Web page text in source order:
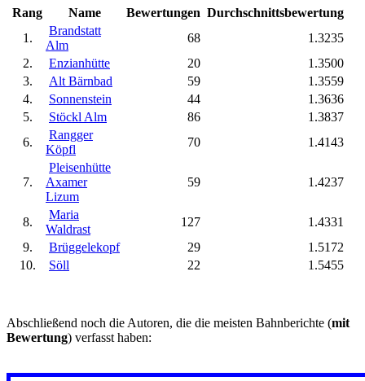
Rang Name Bewertungen Durchschnittsbewertung
1.
Brandstatt
Alm
68
1.3235
2.
Enzianhütte 20
1.3500
3.
Alt Bärnbad 59
1.3559
4.
Sonnenstein 44
1.3636
5.
Stöckl Alm 86
1.3837
6.
Rangger
Köpfl
70 1.4143
7.
Pleisenhütte
Axamer
Lizum
59 1.4237
8.
Maria
Waldrast
127
1.4331
9.
Brüggelekopf 29
1.5172
10.
Söll 22 1.5455
Abschließend noch die Autoren, die die meisten Bahnberichte (mit
Bewertung) verfasst haben: